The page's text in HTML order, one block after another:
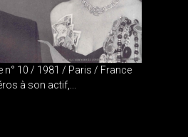
n° 10 / 1981 / Paris / France
à son actif,...